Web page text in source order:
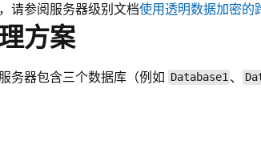
请参阅服务器级别文档使用透明数据加密的
方案
务器包含三个数据库（例如 Database1 、